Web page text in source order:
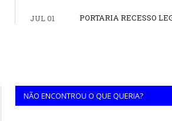
JUL 01 PORTARIA RECESSO
NÃO ENCONTROU O QUE QUERIA?